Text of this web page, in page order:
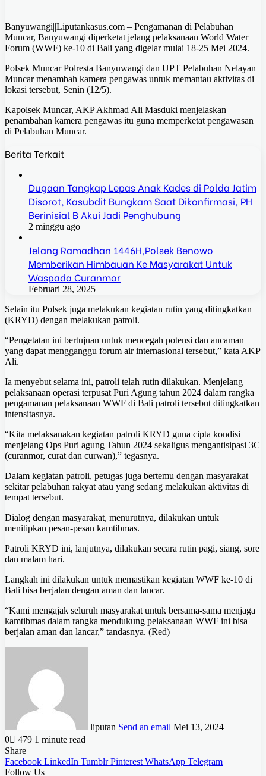
Banyuwangi||Liputankasus.com – Pengamanan di Pelabuhan
Muncar, Banyuwangi diperketat jelang pelaksanaan World Water
Forum (WWF) ke-10 di Bali yang digelar mulai 18-25 Mei 2024.
Polsek Muncar Polresta Banyuwangi dan UPT Pelabuhan Nelayan
Muncar menambah kamera pengawas untuk memantau aktivitas di
lokasi tersebut, Senin (12/5).
Kapolsek Muncar, AKP Akhmad Ali Masduki menjelaskan
penambahan kamera pengawas itu guna memperketat pengawasan
di Pelabuhan Muncar.
Berita Terkait
Dugaan Tangkap Lepas Anak Kades di Polda Jatim
Disorot, Kasubdit Bungkam Saat Dikonfirmasi, PH
Berinisial B Akui Jadi Penghubung
2 minggu ago
Jelang Ramadhan 1446H,Polsek Benowo
Memberikan Himbauan Ke Masyarakat Untuk
Waspada Curanmor
Februari 28, 2025
Selain itu Polsek juga melakukan kegiatan rutin yang ditingkatkan
(KRYD) dengan melakukan patroli.
“Pengetatan ini bertujuan untuk mencegah potensi dan ancaman
yang dapat mengganggu forum air internasional tersebut,” kata AKP
Ali.
Ia menyebut selama ini, patroli telah rutin dilakukan. Menjelang
pelaksanaan operasi terpusat Puri Agung tahun 2024 dalam rangka
pengamanan pelaksanaan WWF di Bali patroli tersebut ditingkatkan
intensitasnya.
“Kita melaksanakan kegiatan patroli KRYD guna cipta kondisi
menjelang Ops Puri agung Tahun 2024 sekaligus mengantisipasi 3C
(curanmor, curat dan curwan),” tegasnya.
Dalam kegiatan patroli, petugas juga bertemu dengan masyarakat
sekitar pelabuhan rakyat atau yang sedang melakukan aktivitas di
tempat tersebut.
Dialog dengan masyarakat, menurutnya, dilakukan untuk
menitipkan pesan-pesan kamtibmas.
Patroli KRYD ini, lanjutnya, dilakukan secara rutin pagi, siang, sore
dan malam hari.
Langkah ini dilakukan untuk memastikan kegiatan WWF ke-10 di
Bali bisa berjalan dengan aman dan lancar.
“Kami mengajak seluruh masyarakat untuk bersama-sama menjaga
kamtibmas dalam rangka mendukung pelaksanaan WWF ini bisa
berjalan aman dan lancar,” tandasnya. (Red)
liputan Send an email Mei 13, 2024
0
479 1 minute read
Share
Facebook LinkedIn Tumblr Pinterest WhatsApp Telegram
Follow Us